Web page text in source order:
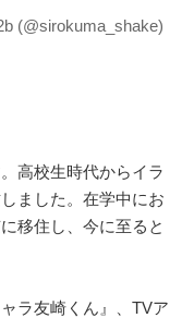
(@sirokuma_shake)
高校生時代からイラ
ました。在学中にお
移住し、今に至ると
ラ友崎くん』、TVア